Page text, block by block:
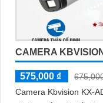
CAMERA
575,000 ₫
Camera Kbvision KX-